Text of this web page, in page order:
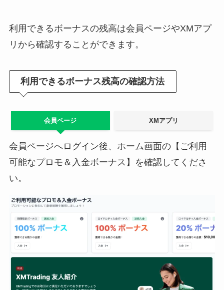
利用できるボーナスの残高は会員ページやXMアプ
リから確認することができます。
利用できるボーナス残高の確認方法
会員ページ XMアプリ
会員ページへログイン後、ホーム画面の【ご利用
可能なプロモ＆入金ボーナス】を確認してくださ
い。